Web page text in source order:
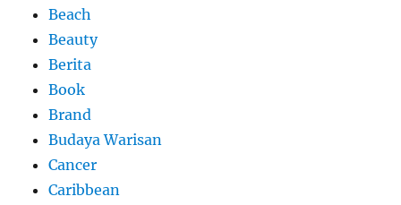
Beach
Beauty
Berita
Book
Brand
Budaya Warisan
Cancer
Caribbean